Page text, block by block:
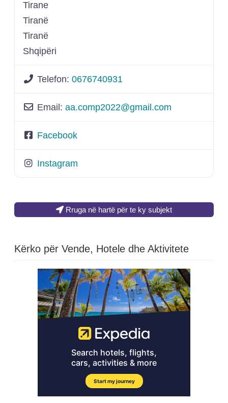
Tirane
Tiranë
Tiranë
Shqipëri
Telefon: 0676740931
Email: aa.comp2022@gmail.com
Facebook
Instagram
Rruga në hartë për te ky subjekt
Kërko për Vende, Hotele dhe Aktivitete